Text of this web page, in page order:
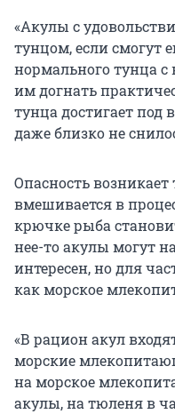
«Акулы с
тунцом, если смогут
нормального тунца
им догнать
тунца достигает под
даже близко не
Опасность возникает
вмешивается в
крючке рыба
нее-то акулы могут
интересен, но для
как морское
«В рацион акул
морские
на морское
акулы, на тюленя в